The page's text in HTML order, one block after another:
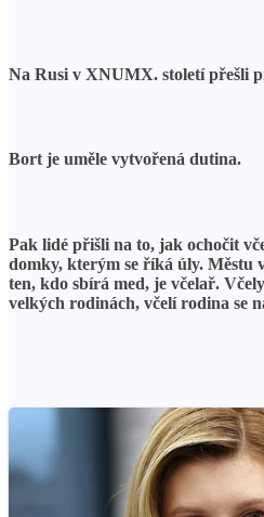
Na Rusi v XNUMX. století přešli
Bort je uměle vytvořená dutina.
Pak lidé přišli na to, jak ochočit
domky, kterým se říká úly. Městu
ten, kdo sbírá med, je včelař.
velkých rodinách, včelí rodina se